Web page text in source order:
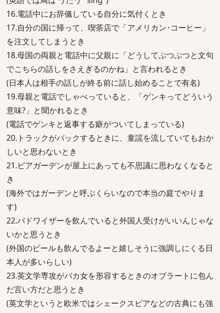
16.電話中にお辞儀している自分に気付くとき
17.自分の国に帰って、喫茶店で「アメリカン･コーヒー」
を注文してしまうとき
18.母国の両親と電話中に父親に「どうしてぶつぶつと文句
でこちらの話しをさえぎるのかね」と言われるとき
(日本人は相手の話しが終る前に話し始めることで有名)
19.母親と電話でしゃべっていると、「ゲンキってどういう
意味?」と聞かれるとき
(電話でゲンキと返事する癖がついてしまっている)
20.トラックがバックするときに、童謡を流していてもおか
しいと思わないとき
21.ビアガーデンが屋上にあっても不思議に思わなくなると
き
(海外ではガーデンと呼ぶくらいなので本当の庭でやりま
す)
22.バドワイザーを飲んでいると外国人受けがいいんじゃな
いかと思うとき
(外国のビールも飲んでるよーと嬉しそうに強調しにくる日
本人が多いらしい)
23.英文学専攻がバカ女を形容するときのオブラートに包ん
だ言い方だと思うとき
(英文学というと欧米ではシェークスピアなどの古典にも強